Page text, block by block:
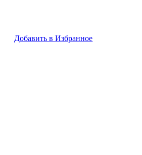
Добавить в Избранное